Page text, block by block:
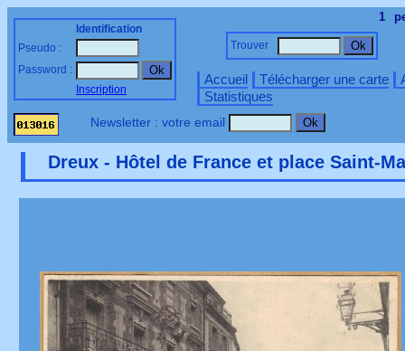
1
Accueil Télécharger une carte
Statistiques
Identification
Pseudo :
Password :
Inscription
Trouver
Newsletter : votre email
Dreux - Hôtel de France et place Saint-